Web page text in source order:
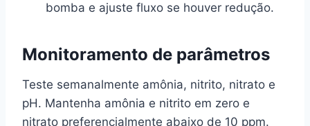
bomba e ajuste fluxo se houver redução.
Monitoramento de parâmetros
Teste semanalmente amônia, nitrito, nitrato e
pH. Mantenha amônia e nitrito em zero e
nitrato preferencialmente abaixo de 10 ppm.